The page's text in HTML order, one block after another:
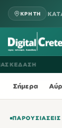
ΚΡΗΤΗ
Σήμερα
ΠΑΡΟΥΣΙΆΣΕΙΣ